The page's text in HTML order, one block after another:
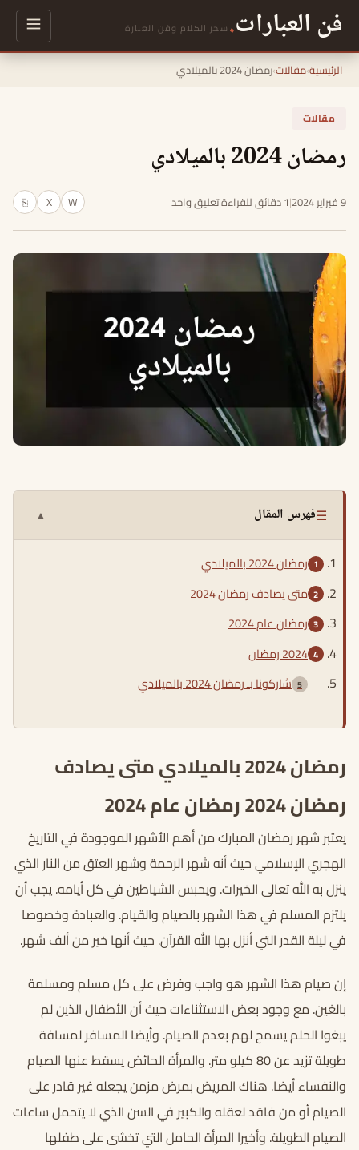
فن العبارات. سحر الكلام وفن العبارة
الرئيسية›مقالات›رمضان 2024 بالميلادي
مقالات
رمضان 2024 بالميلادي
9 فبراير 2024 |1 دقائق للقراءة |تعليق واحد W
X
⎘
☰فهرس المقال ▲
رمضان 2024 بالميلادي
متى يصادف رمضان 2024
رمضان عام 2024
2024 رمضان
شاركونا بـ رمضان 2024 بالميلادي
رمضان 2024 بالميلادي متى يصادف
رمضان 2024 رمضان عام 2024
يعتبر شهر رمضان المبارك من أهم الأشهر الموجودة في التاريخ
الهجري الإسلامي حيث أنه شهر الرحمة وشهر العتق من النار الذي
ينزل به الله تعالى الخيرات. ويحبس الشياطين في كل أيامه. يجب أن
يلتزم المسلم في هذا الشهر بالصيام والقيام. والعبادة وخصوصا
في ليلة القدر التي أنزل بها الله القرآن. حيث أنها خير من ألف شهر.
إن صيام هذا الشهر هو واجب وفرض على كل مسلم ومسلمة
بالغين. مع وجود بعض الاستثناءات حيث أن الأطفال الذين لم
يبغوا الحلم يسمح لهم بعدم الصيام. وأيضا المسافر لمسافة
طويلة تزيد عن 80 كيلو متر. والمرأة الحائض يسقط عنها الصيام
والنفساء أيضا. هناك المريض بمرض مزمن يجعله غير قادر على
الصيام أو من فاقد لعقله والكبير في السن الذي لا يتحمل ساعات
الصيام الطويلة. وأخيرا المرأة الحامل التي تخشى على طفلها